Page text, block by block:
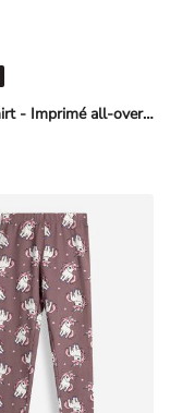
Sweat-shirt - Imprimé all-over - rosé tendre